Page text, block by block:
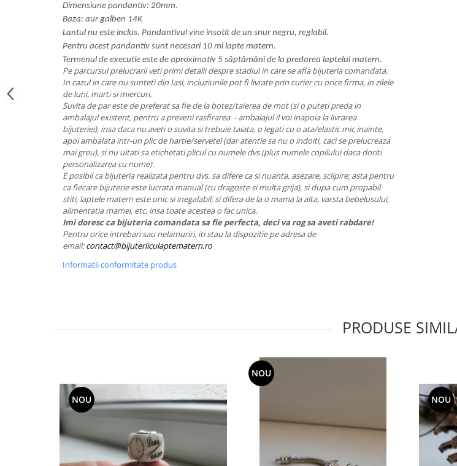
Dimensiune pandantiv: 20mm.
Baza: aur galben 14K
Lantul nu este inclus. Pandantivul vine insotit de un snur negru, reglabil.
Pentru acest pandantiv sunt necesari 10 ml lapte matern.
Termenul de executie este de aproximativ 5 săptămâni de la predarea laptelui matern.
Pe parcursul prelucrarii veti primi detalii despre stadiul in care se afla bijuteria comandata.
In cazul in care nu sunteti din Iasi, incluziunile pot fi livrate prin curier cu orice firma, in zilele
de luni, marti si miercuri.
Suvita de par este de preferat sa fie de la botez/taierea de mot (si o puteti preda in
ambalajul existent, pentru a preveni rasfirarea - ambalajul il voi inapoia la livrarea
bijuteriei), insa daca nu aveti o suvita si trebuie taiata, o legati cu o ata/elastic mic inainte,
apoi ambalata intr-un plic de hartie/servetel (dar atentie sa nu o indoiti, caci se prelucreaza
mai greu), si nu uitati sa etichetati plicul cu numele dvs (plus numele copilului daca doriti
personalizarea cu nume).
E posibil ca bijuteria realizata pentru dvs. sa difere ca si nuanta, asezare, sclipire; asta pentru
ca fiecare bijuterie este lucrata manual (cu dragoste si multa grija), si dupa cum propabil
stiti, laptele matern este unic si inegalabil, si difera de la o mama la alta, varsta bebelusului,
alimentatia mamei, etc. insa toate acestea o fac unica.
Imi doresc ca bijuteria comandata sa fie perfecta, deci va rog sa aveti rabdare!
Pentru orice intrebari sau nelamuriri, iti stau la dispozitie pe adresa de
email:contact@bijuteriiculaptematern.ro
Informatii conformitate produs
PRODUSE
NOU
NOU
NOU